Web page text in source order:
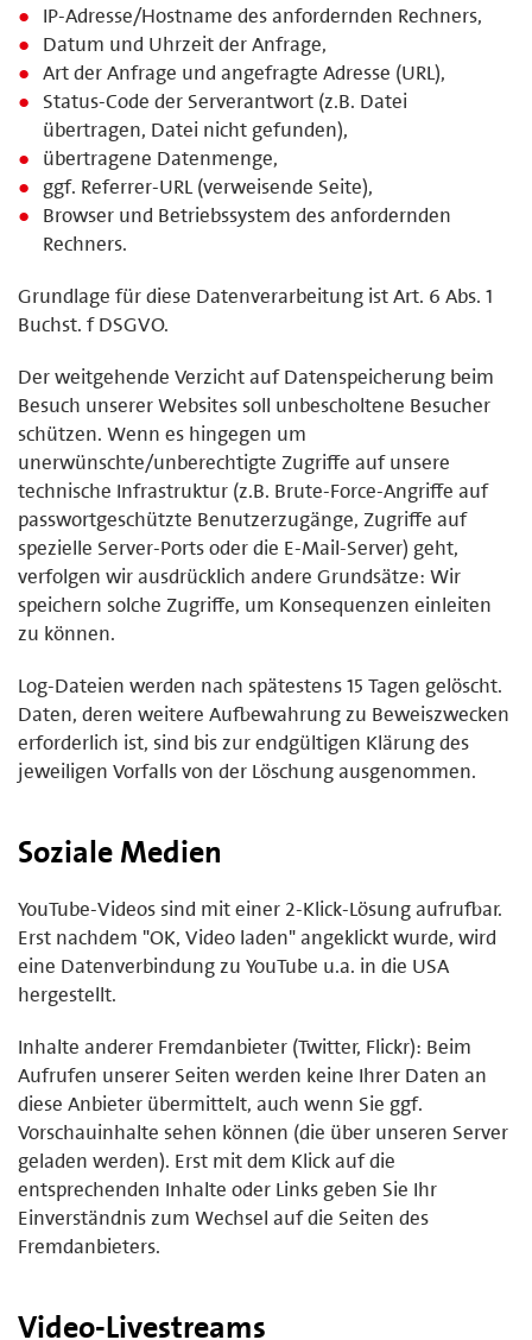
IP-Adresse/Hostname des anfordernden Rechners,
Datum und Uhrzeit der Anfrage,
Art der Anfrage und angefragte Adresse (URL),
Status-Code der Serverantwort (z.B. Datei
übertragen, Datei nicht gefunden),
übertragene Datenmenge,
ggf. Referrer-URL (verweisende Seite),
Browser und Betriebssystem des anfordernden
Rechners.
Grundlage für diese Datenverarbeitung ist Art. 6 Abs. 1
Buchst. f DSGVO.
Der weitgehende Verzicht auf Datenspeicherung beim
Besuch unserer Websites soll unbescholtene Besucher
schützen. Wenn es hingegen um
unerwünschte/unberechtigte Zugriffe auf unsere
technische Infrastruktur (z.B. Brute-Force-Angriffe auf
passwortgeschützte Benutzerzugänge, Zugriffe auf
spezielle Server-Ports oder die E-Mail-Server) geht,
verfolgen wir ausdrücklich andere Grundsätze: Wir
speichern solche Zugriffe, um Konsequenzen einleiten
zu können.
Log-Dateien werden nach spätestens 15 Tagen gelöscht.
Daten, deren weitere Aufbewahrung zu Beweiszwecken
erforderlich ist, sind bis zur endgültigen Klärung des
jeweiligen Vorfalls von der Löschung ausgenommen.
Soziale Medien
YouTube-Videos sind mit einer 2-Klick-Lösung aufrufbar.
Erst nachdem "OK, Video laden" angeklickt wurde, wird
eine Datenverbindung zu YouTube u.a. in die USA
hergestellt.
Inhalte anderer Fremdanbieter (Twitter, Flickr): Beim
Aufrufen unserer Seiten werden keine Ihrer Daten an
diese Anbieter übermittelt, auch wenn Sie ggf.
Vorschauinhalte sehen können (die über unseren Server
geladen werden). Erst mit dem Klick auf die
entsprechenden Inhalte oder Links geben Sie Ihr
Einverständnis zum Wechsel auf die Seiten des
Fremdanbieters.
Video-Livestreams